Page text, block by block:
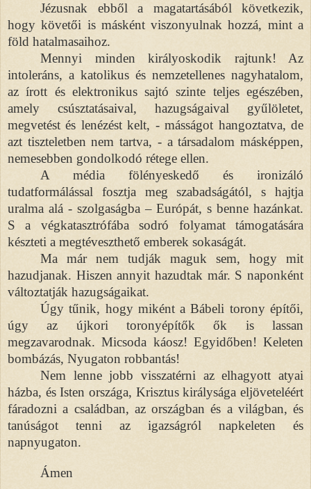
Jézusnak ebből a magatartásából következik,
hogy követői is másként viszonyulnak hozzá, mint a
föld hatalmasaihoz.
Mennyi minden királyoskodik rajtunk! Az
intoleráns, a katolikus és nemzetellenes nagyhatalom,
az írott és elektronikus sajtó szinte teljes egészében,
amely csúsztatásaival, hazugságaival gyűlöletet,
megvetést és lenézést kelt, - másságot hangoztatva, de
azt tiszteletben nem tartva, - a társadalom másképpen,
nemesebben gondolkodó rétege ellen.
A média fölényeskedő és ironizáló
tudatformálással fosztja meg szabadságától, s hajtja
uralma alá - szolgaságba – Európát, s benne hazánkat.
S a végkatasztrófába sodró folyamat támogatására
készteti a megtéveszthető emberek sokaságát.
Ma már nem tudják maguk sem, hogy mit
hazudjanak. Hiszen annyit hazudtak már. S naponként
változtatják hazugságaikat.
Úgy tűnik, hogy miként a Bábeli torony építői,
úgy az újkori toronyépítők ők is lassan
megzavarodnak. Micsoda káosz! Egyidőben! Keleten
bombázás, Nyugaton robbantás!
Nem lenne jobb visszatérni az elhagyott atyai
házba, és Isten országa, Krisztus királysága eljöveteléért
fáradozni a családban, az országban és a világban, és
tanúságot tenni az igazságról napkeleten és
napnyugaton.
Ámen